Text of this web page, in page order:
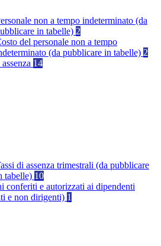
non a tempo indeterminato (da
in tabelle) 2
del personale non a tempo
(da pubblicare in tabelle) 2
14
di assenza trimestrali (da pubblicare
tabelle) 10
conferiti e autorizzati ai dipendenti
e non dirigenti) 1